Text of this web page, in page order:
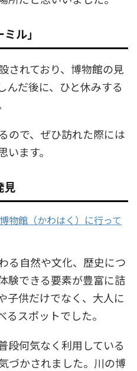
ル」
されており、博物館の見
んだ後に、ひと休みする
ので、ぜひ訪れた際には
ます。
見
る自然や文化、歴史につ
験できる要素が豊富に詰
子供だけでなく、大人に
るスポットでした。
段何気なく利用している
づかされました。川の博